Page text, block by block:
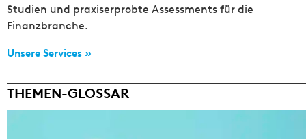
Studien und praxiserprobte Assessments für die
Finanzbranche.
Unsere Services »
THEMEN-GLOSSAR